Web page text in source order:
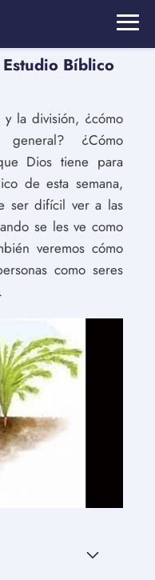
Bíblico
la división, ¿cómo
¿Cómo
Dios tiene para
de esta semana,
ser difícil ver a las
se les ve como
veremos cómo
como seres